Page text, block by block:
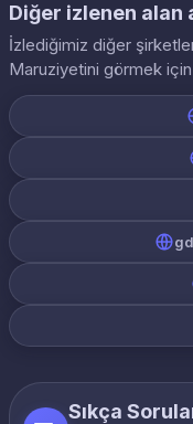
Diğer izlenen alan
İzlediğimiz diğer
Maruziyetini görmek için
Sıkça